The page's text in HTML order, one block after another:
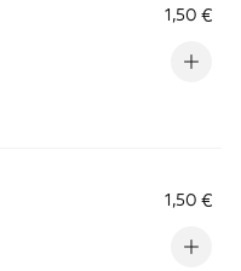
1,50 €
1,50 €